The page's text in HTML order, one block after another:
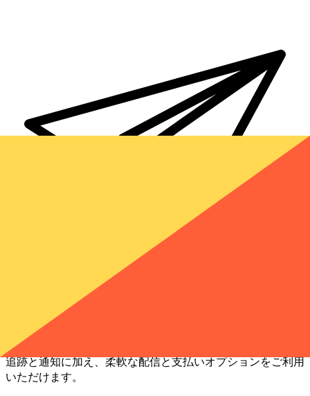
Xe 国際送金
オンラインの送金が迅速、安全、簡単に行えます。ライブの
追跡と通知に加え、柔軟な配信と支払いオプションをご利用
いただけます。